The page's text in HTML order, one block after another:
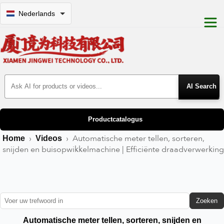
Nederlands
Search Products
Productcatalogus
Home › Videos › Automatische meter tellen, sorteren,
snijden en buisopwikkelmachine | Efficiënte draadverwerking
Zoeken
Automatische meter tellen, sorteren, snijden en